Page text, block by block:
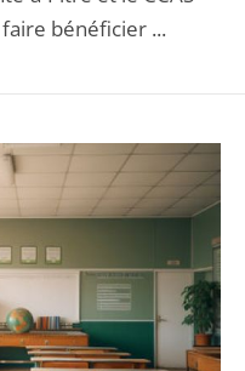
bénéficier ...